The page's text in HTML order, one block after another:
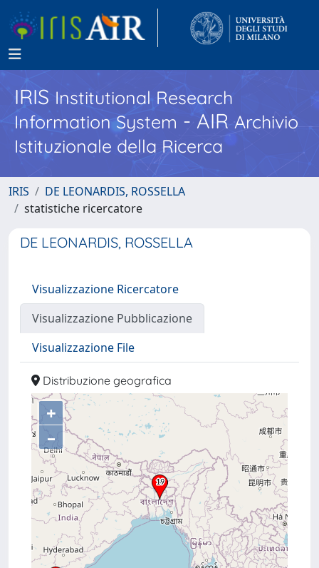
IRISInstitutional Research
Information System - AIR Archivio
Istituzionale della Ricerca
IRIS
DE LEONARDIS, ROSSELLA
statistiche ricercatore
DE LEONARDIS, ROSSELLA
Visualizzazione Ricercatore
Visualizzazione Pubblicazione
Visualizzazione File
Distribuzione geografica
+
–